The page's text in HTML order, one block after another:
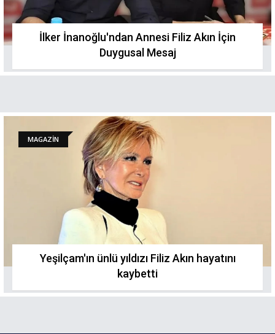
İlker İnanoğlu'ndan Annesi Filiz Akın İçin
Duygusal Mesaj
MAGAZİN
Yeşilçam'ın ünlü yıldızı Filiz Akın hayatını
kaybetti